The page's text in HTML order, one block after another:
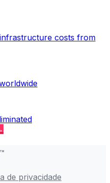
costs from
de privacidade